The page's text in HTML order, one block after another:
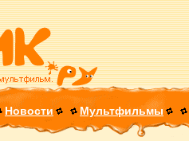
Новости Мультфильмы